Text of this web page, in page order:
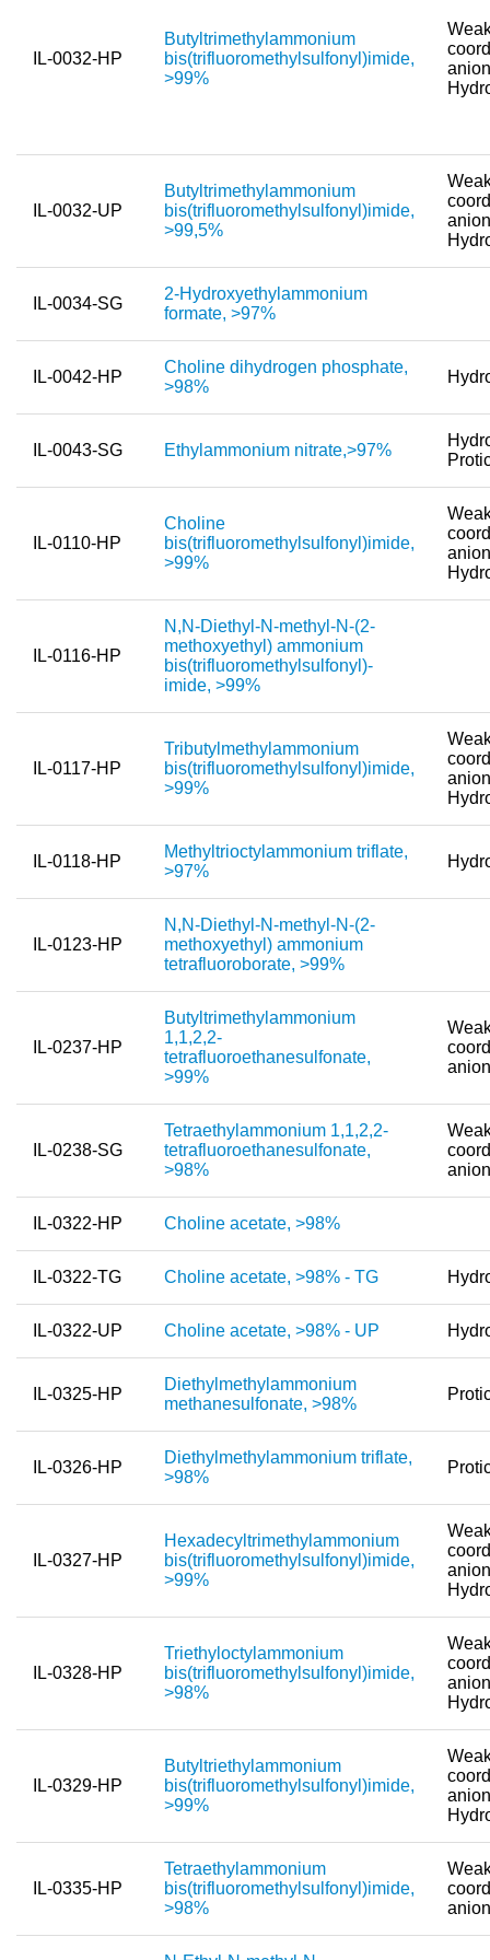
Nanotech & Coatings
3M Products & IoLiTherm
Produkthighlights
Ionische Flüssigkeiten
Funktionsfluide & Additive
Elektrolyte
Über Uns
Investor Relations
Kontakt
IL-0032-HP
Butyltrimethylammonium
bis(trifluoromethylsulfonyl)imide,
>99%
IL-0032-UP
Butyltrimethylammonium
bis(trifluoromethylsulfonyl)imide,
>99,5%
IL-0034-SG
2-Hydroxyethylammonium
formate, >97%
IL-0042-HP
Choline dihydrogen phosphate,
>98%
IL-0043-SG Ethylammonium nitrate,>97%
IL-0110-HP
Choline
bis(trifluoromethylsulfonyl)imide,
>99%
IL-0116-HP
N,N-Diethyl-N-methyl-N-(2-
methoxyethyl) ammonium
bis(trifluoromethylsulfonyl)-
imide, >99%
IL-0117-HP
Tributylmethylammonium
bis(trifluoromethylsulfonyl)imide,
>99%
IL-0118-HP
Methyltrioctylammonium triflate,
>97%
IL-0123-HP
N,N-Diethyl-N-methyl-N-(2-
methoxyethyl) ammonium
tetrafluoroborate, >99%
IL-0237-HP
Butyltrimethylammonium
1,1,2,2-
tetrafluoroethanesulfonate,
>99%
anion
IL-0238-SG
Tetraethylammonium 1,1,2,2-
tetrafluoroethanesulfonate,
>98%
anion
IL-0322-HP Choline acetate, >98%
IL-0322-TG Choline acetate, >98% - TG
IL-0322-UP Choline acetate, >98% - UP
IL-0325-HP
Diethylmethylammonium
methanesulfonate, >98%
IL-0326-HP
Diethylmethylammonium triflate,
>98%
IL-0327-HP
Hexadecyltrimethylammonium
bis(trifluoromethylsulfonyl)imide,
>99%
IL-0328-HP
Triethyloctylammonium
bis(trifluoromethylsulfonyl)imide,
>98%
IL-0329-HP
Butyltriethylammonium
bis(trifluoromethylsulfonyl)imide,
>99%
IL-0335-HP
Tetraethylammonium
bis(trifluoromethylsulfonyl)imide,
>98%
anion